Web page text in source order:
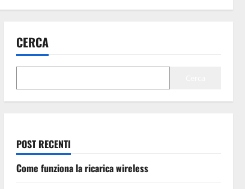
CERCA
POST RECENTI
Come funziona la ricarica wireless